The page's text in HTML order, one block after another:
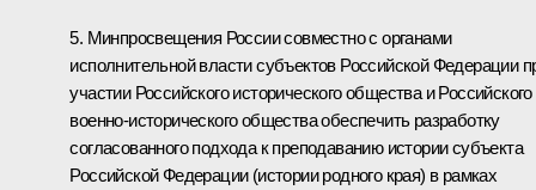
5. Минпросвещения России совместно с органами
исполнительной власти субъектов Российской Федерации
участии Российского исторического общества и Российского
военно-­исторического общества обеспечить разработку
согласованного подхода к преподаванию истории субъекта
Российской Федерации (истории родного края) в рамках